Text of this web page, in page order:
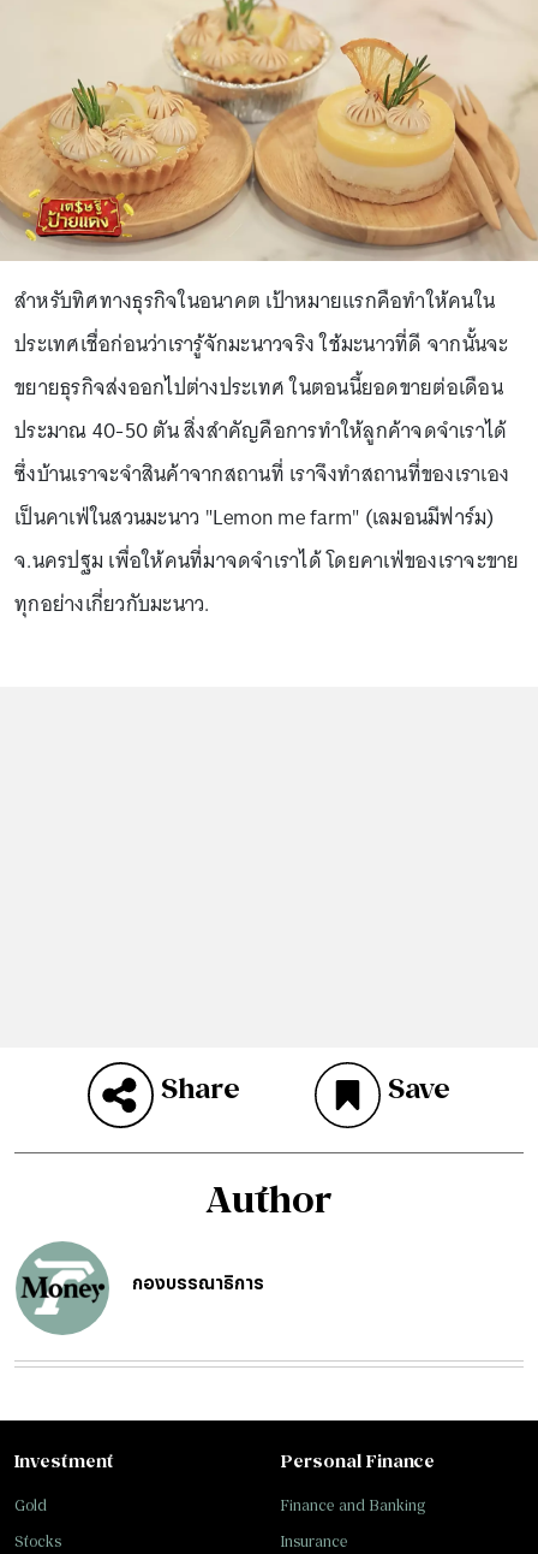
สำหรับทิศทางธุรกิจในอนาคต เป้าหมายแรกคือทำให้คนใน
ประเทศเชื่อก่อนว่าเรารู้จักมะนาวจริง ใช้มะนาวที่ดี จากนั้นจะ
ขยายธุรกิจส่งออกไปต่างประเทศ ในตอนนี้ยอดขายต่อเดือน
ประมาณ 40-50 ตัน สิ่งสำคัญคือการทำให้ลูกค้าจดจำเราได้
ซึ่งบ้านเราจะจำสินค้าจากสถานที่ เราจึงทำสถานที่ของเราเอง
เป็นคาเฟ่ในสวนมะนาว "Lemon me farm" (เลมอนมีฟาร์ม)
จ.นครปฐม เพื่อให้คนที่มาจดจำเราได้ โดยคาเฟ่ของเราจะขาย
ทุกอย่างเกี่ยวกับมะนาว.
Share Save
Author
กองบรรณาธิการ
Investment
Gold
Stocks
Personal Finance
Finance and Banking
Insurance